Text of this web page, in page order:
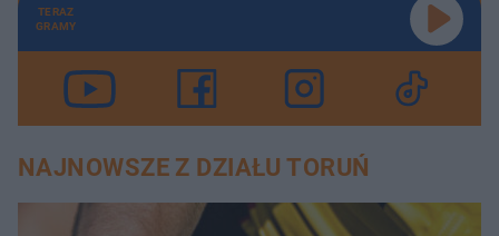
TERAZ
GRAMY
NAJNOWSZE Z DZIAŁU TORUŃ